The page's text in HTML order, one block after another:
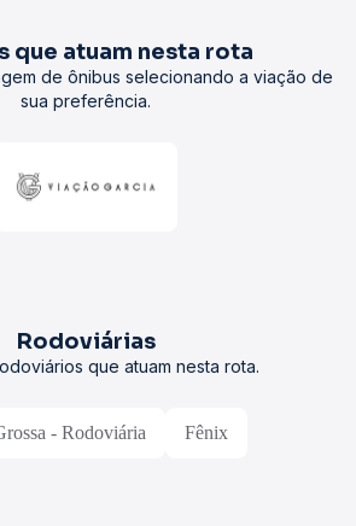
que atuam nesta rota
de ônibus selecionando a viação de
sua preferência.
Rodoviárias
que atuam nesta rota.
- Rodoviária Fênix